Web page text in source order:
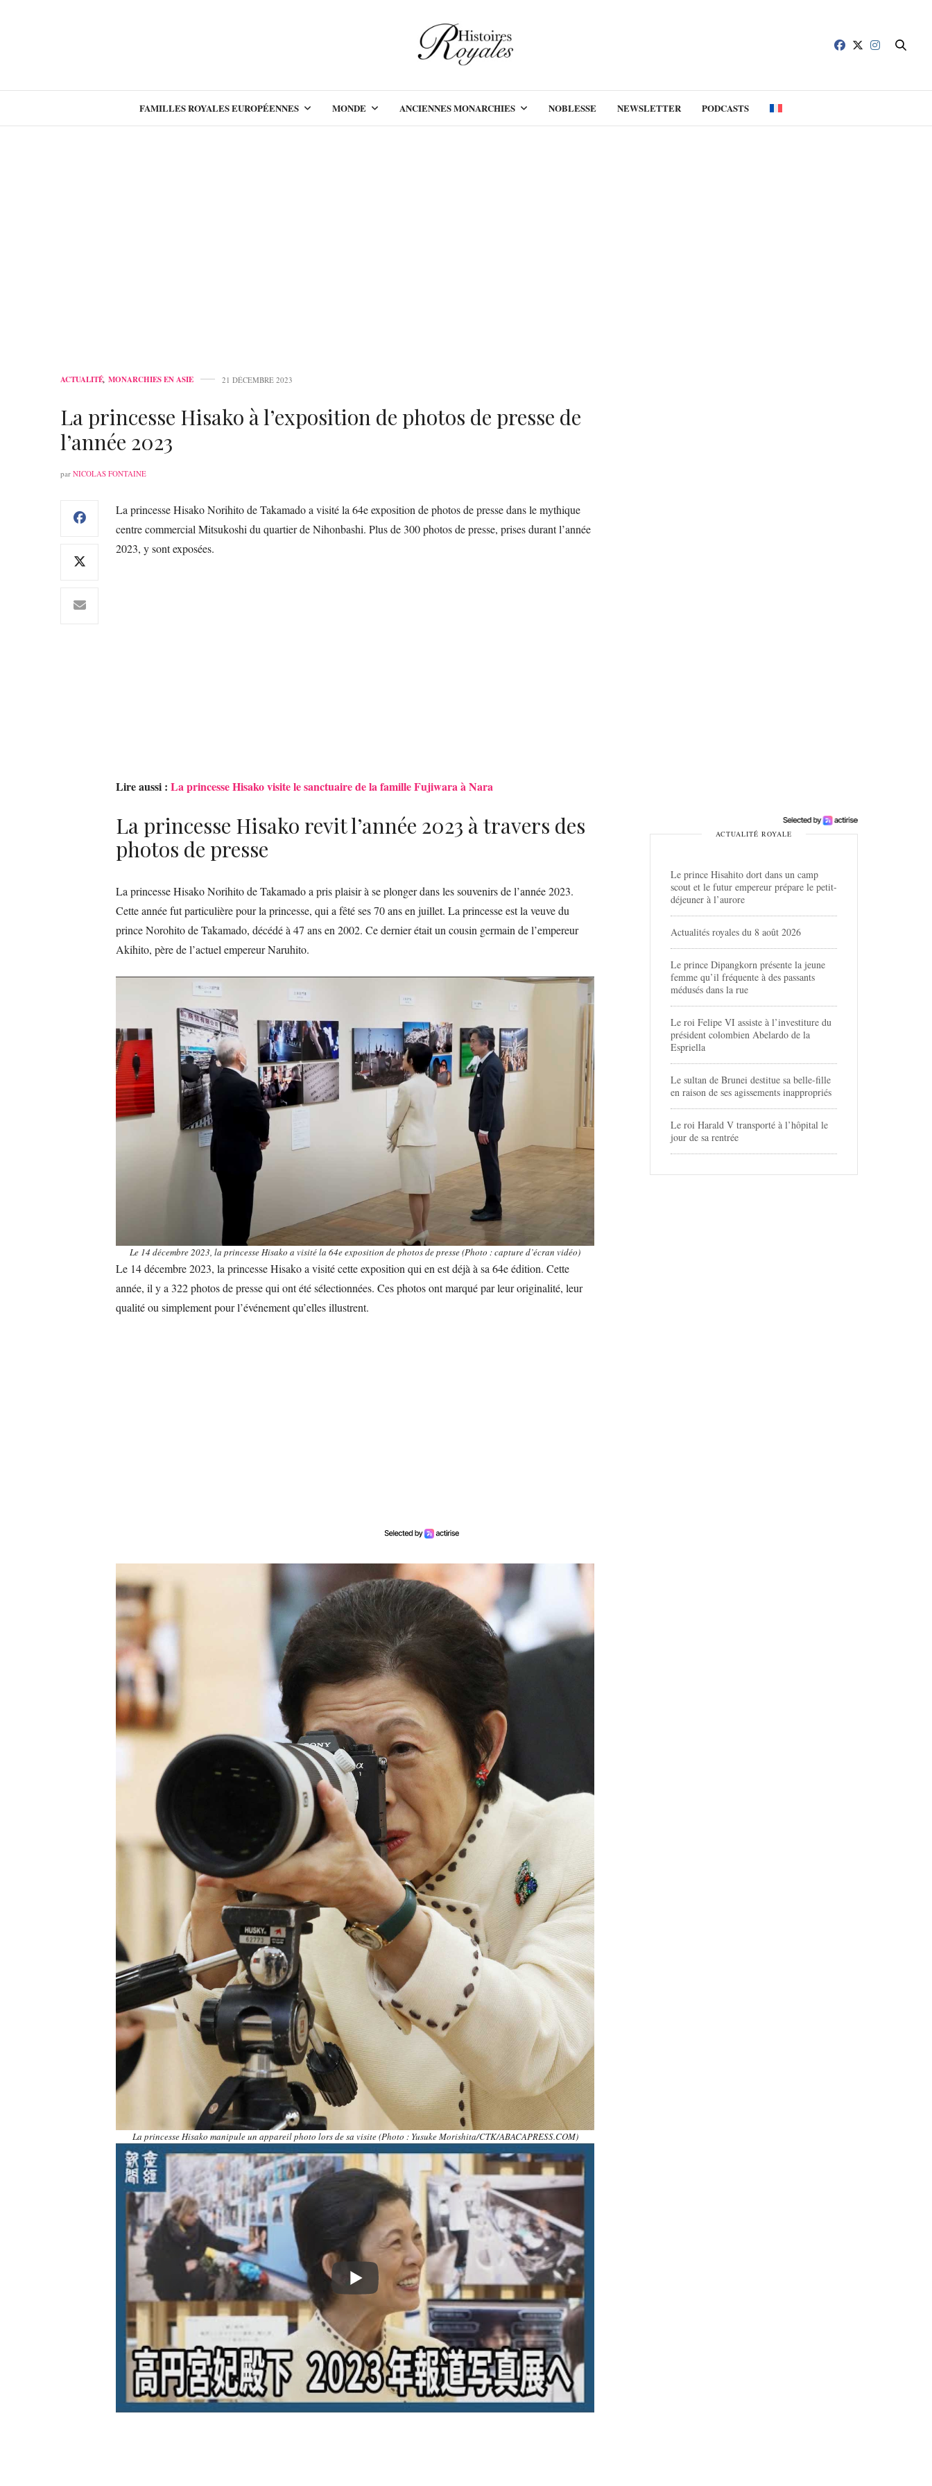
FAMILLES ROYALES EUROPÉENNES MONDE ANCIENNES MONARCHIES NOBLESSE NEWSLETTER PODCASTS
ACTUALITÉ, MONARCHIES EN ASIE 21 DÉCEMBRE 2023
La princesse Hisako à l’exposition de photos de presse de
l’année 2023
par NICOLAS FONTAINE
La princesse Hisako Norihito de Takamado a visité la 64e exposition de photos de presse dans le mythique
centre commercial Mitsukoshi du quartier de Nihonbashi. Plus de 300 photos de presse, prises durant l’année
2023, y sont exposées.
Lire aussi : La princesse Hisako visite le sanctuaire de la famille Fujiwara à Nara
La princesse Hisako revit l’année 2023 à travers des
photos de presse
La princesse Hisako Norihito de Takamado a pris plaisir à se plonger dans les souvenirs de l’année 2023.
Cette année fut particulière pour la princesse, qui a fêté ses 70 ans en juillet. La princesse est la veuve du
prince Norohito de Takamado, décédé à 47 ans en 2002. Ce dernier était un cousin germain de l’empereur
Akihito, père de l’actuel empereur Naruhito.
Le 14 décembre 2023, la princesse Hisako a visité la 64e exposition de photos de presse (Photo : capture d’écran vidéo)
Le 14 décembre 2023, la princesse Hisako a visité cette exposition qui en est déjà à sa 64e édition. Cette
année, il y a 322 photos de presse qui ont été sélectionnées. Ces photos ont marqué par leur originalité, leur
qualité ou simplement pour l’événement qu’elles illustrent.
La princesse Hisako manipule un appareil photo lors de sa visite (Photo : Yusuke Morishita/CTK/ABACAPRESS.COM)
ACTUALITÉ ROYALE
Le prince Hisahito dort dans un camp
scout et le futur empereur prépare le petit-
déjeuner à l’aurore
Actualités royales du 8 août 2026
Le prince Dipangkorn présente la jeune
femme qu’il fréquente à des passants
médusés dans la rue
Le roi Felipe VI assiste à l’investiture du
président colombien Abelardo de la
Espriella
Le sultan de Brunei destitue sa belle-fille
en raison de ses agissements inappropriés
Le roi Harald V transporté à l’hôpital le
jour de sa rentrée